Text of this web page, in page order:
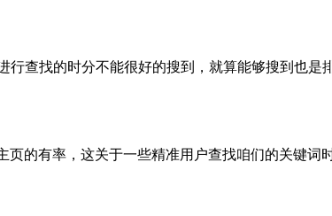
查找的时分不能很好的搜到，就算能够搜到也
页的有率，这关于一些精准用户查找咱们的关键